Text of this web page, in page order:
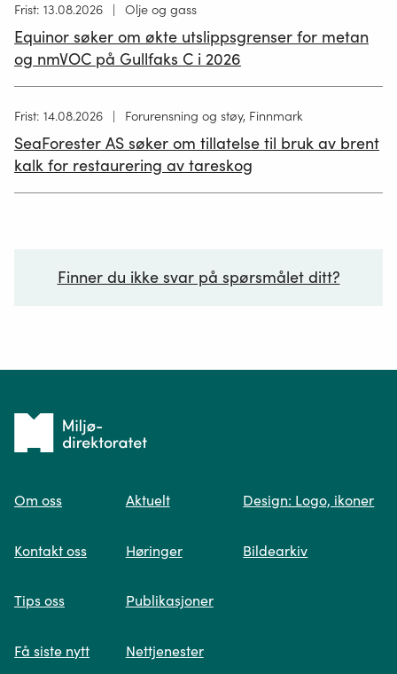
Høring
publisert
02.07.2026
Frist: 13.08.2026 Olje og gass
Equinor søker om økte utslippsgrenser for metan
og nmVOC på Gullfaks C i 2026
Høring
publisert
19.06.2026
Frist: 14.08.2026 Forurensning og støy, Finnmark
SeaForester AS søker om tillatelse til bruk av brent
kalk for restaurering av tareskog
Finner du ikke svar på spørsmålet ditt?
Spør oss
søk og viser deg vår mest relevante
Tilbake
forsiden
Om oss
Kontakt oss
Tips oss
Få siste nytt
Aktuelt
Høringer
Publikasjoner
Nettjenester
Design: Logo, ikoner
Bildearkiv